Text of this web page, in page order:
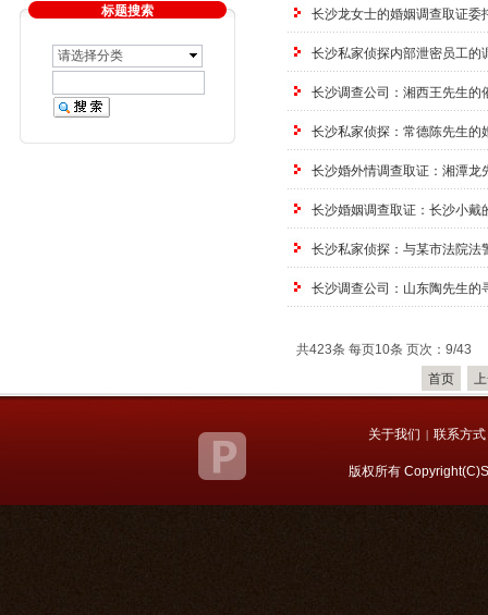
标题搜索
请选择分类
长沙龙女士的婚姻调查取证委
长沙私家侦探内部泄密员工的
长沙调查公司：湘西王先生的
长沙私家侦探：常德陈先生的
长沙婚外情调查取证：湘潭龙
长沙婚姻调查取证：长沙小戴
长沙私家侦探：与某市法院法
长沙调查公司：山东陶先生的
共423条 每页10条 页次：9/43
首页
关于我们 | 联系方式
版权所有